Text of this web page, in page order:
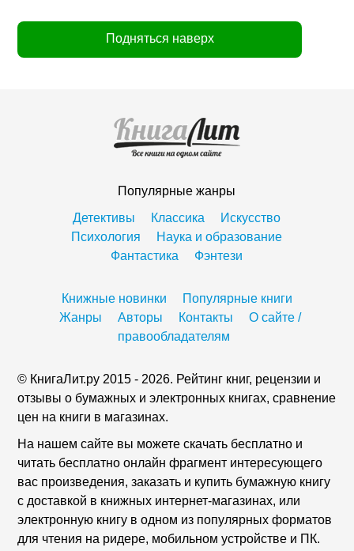
Подняться наверх
Популярные жанры
Детективы
Классика
Искусство
Психология
Наука и образование
Фантастика
Фэнтези
Книжные новинки
Популярные книги
Жанры
Авторы Контакты
О сайте /
правообладателям
© КнигаЛит.ру 2015 - 2026. Рейтинг книг, рецензии и
отзывы о бумажных и электронных книгах, сравнение
цен на книги в магазинах.
На нашем сайте вы можете скачать бесплатно и
читать бесплатно онлайн фрагмент интересующего
вас произведения, заказать и купить бумажную книгу
с доставкой в книжных интернет-магазинах, или
электронную книгу в одном из популярных форматов
для чтения на ридере, мобильном устройстве и ПК.